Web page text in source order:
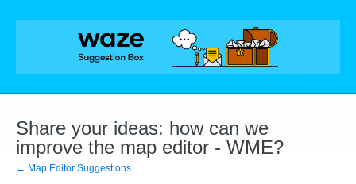
Skip
Share your ideas: how can we
improve the map editor - WME?
← Map Editor Suggestions